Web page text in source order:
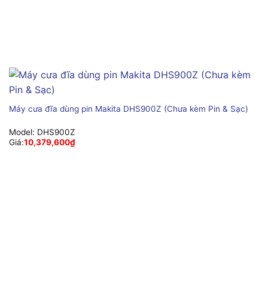
Máy cưa đĩa dùng pin Makita DHS900Z (Chưa kèm Pin & Sạc)
Model: DHS900Z
Giá:10,379,600₫